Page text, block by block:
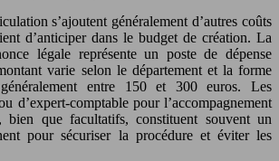
s’ajoutent généralement d’autres coûts
d’anticiper dans le budget de création. La
légale représente un poste de dépense
varie selon le département et la forme
entre 150 et 300 euros. Les
d’expert-comptable pour l’accompagnement
bien que facultatifs, constituent souvent un
pour sécuriser la procédure et éviter les